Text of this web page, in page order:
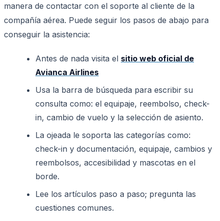
manera de contactar con el soporte al cliente de la
compañía aérea. Puede seguir los pasos de abajo para
conseguir la asistencia:
Antes de nada visita el sitio web oficial de
Avianca Airlines
Usa la barra de búsqueda para escribir su
consulta como: el equipaje, reembolso, check-
in, cambio de vuelo y la selección de asiento.
La ojeada le soporta las categorías como:
check-in y documentación, equipaje, cambios y
reembolsos, accesibilidad y mascotas en el
borde.
Lee los artículos paso a paso; pregunta las
cuestiones comunes.